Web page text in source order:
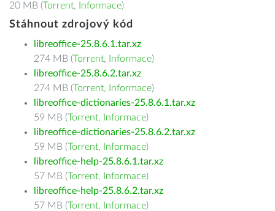
20 MB (Torrent, Informace)
Stáhnout zdrojový kód
libreoffice-25.8.6.1.tar.xz
274 MB (Torrent, Informace)
libreoffice-25.8.6.2.tar.xz
274 MB (Torrent, Informace)
libreoffice-dictionaries-25.8.6.1.tar.xz
59 MB (Torrent, Informace)
libreoffice-dictionaries-25.8.6.2.tar.xz
59 MB (Torrent, Informace)
libreoffice-help-25.8.6.1.tar.xz
57 MB (Torrent, Informace)
libreoffice-help-25.8.6.2.tar.xz
57 MB (Torrent, Informace)